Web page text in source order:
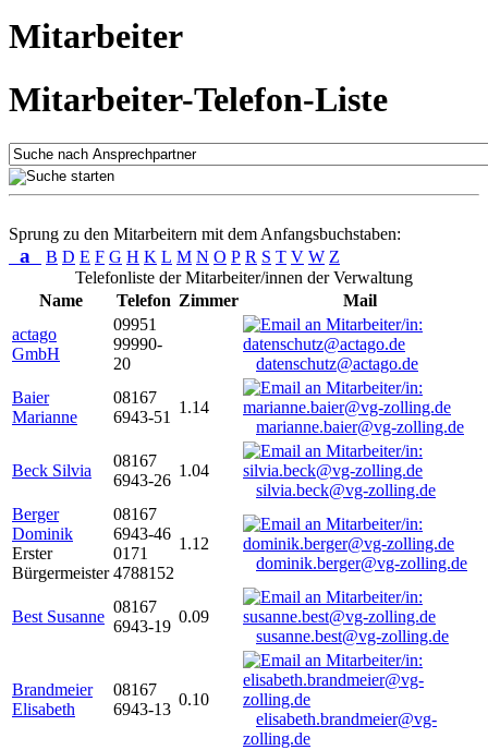
Mitarbeiter
Mitarbeiter-Telefon-Liste
Sprung zu den Mitarbeitern mit dem Anfangsbuchstaben:
a B D E F G H K L M N O P R S T V W Z
Telefonliste der Mitarbeiter/innen der Verwaltung
Name
Telefon Zimmer
Mail
actago
GmbH
09951
99990-
20
datenschutz@actago.de
Baier
Marianne
08167
6943-51
1.14
marianne.baier@vg-zolling.de
Beck Silvia
08167
6943-26
1.04
silvia.beck@vg-zolling.de
Berger
Dominik
Erster
Bürgermeister
08167
6943-46
0171
4788152
1.12
dominik.berger@vg-zolling.de
Best Susanne
08167
6943-19
0.09
susanne.best@vg-zolling.de
Brandmeier
Elisabeth
08167
6943-13
0.10
elisabeth.brandmeier@vg-
zolling.de